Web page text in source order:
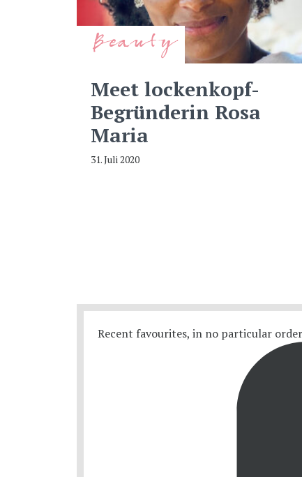
Beauty
Meet lockenkopf-
Begründerin Rosa
Maria
31. Juli 2020
Recent favourites, in no particular